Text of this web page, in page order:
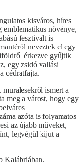
kisváros, híres
emblematikus növénye,
fesztivált is
neveztek el egy
érkezve gyűjtik
egy zsidó vallási
cédrátfajta.
ismert a
meg a várost, hogy egy
azóta is folyamatos
az újabb műveket,
legvégül kijut a
Kalábriában.